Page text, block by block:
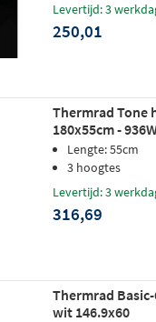
Levertijd: 3
250,01
Thermrad Tone
180x55cm -
Lengte: 55cm
3 hoogtes
Levertijd: 3
316,69
Thermrad
wit 146.9x60